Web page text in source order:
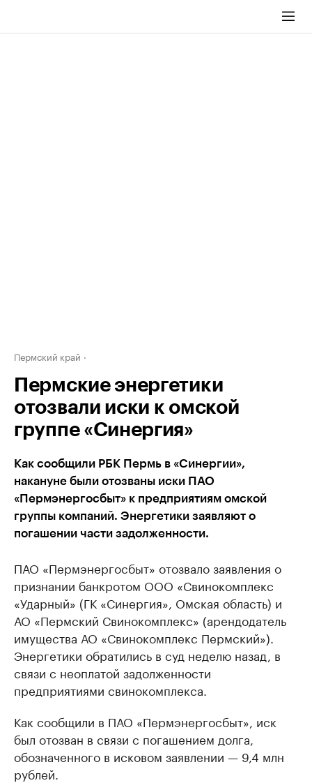
Пермский край
Пермские энергетики
отозвали иски к омской
группе «Синергия»
Как сообщили РБК Пермь в «Синергии»,
накануне были отозваны иски ПАО
«Пермэнергосбыт» к предприятиям омской
группы компаний. Энергетики заявляют о
погашении части задолженности.
ПАО «Пермэнергосбыт» отозвало заявления о
признании банкротом ООО «Свинокомплекс
«Ударный» (ГК «Синергия», Омская область) и
АО «Пермский Свинокомплекс» (арендодатель
имущества АО «Свинокомплекс Пермский»).
Энергетики обратились в суд неделю назад, в
связи с неоплатой задолженности
предприятиями свинокомплекса.
Как сообщили в ПАО «Пермэнергосбыт», иск
был отозван в связи с погашением долга,
обозначенного в исковом заявлении — 9,4 млн
рублей.